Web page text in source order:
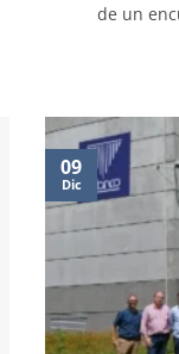
de un
09
Dic